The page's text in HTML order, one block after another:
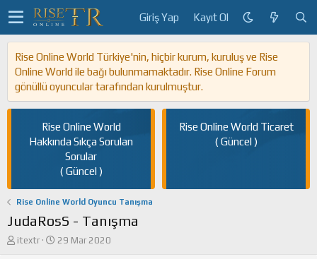
Giriş Yap Kayıt Ol
Rise Online World Türkiye'nin, hiçbir kurum, kuruluş ve Rise
Online World ile bağı bulunmamaktadır. Rise Online Forum
gönüllü oyuncular tarafından kurulmuştur.
Rise Online World
Hakkında Sıkça Sorulan
Sorular
( Güncel )
Rise Online World Ticaret
( Güncel )
Rise Online World Oyuncu Tanışma
JudaRosS - Tanışma
K
itextr
B
29 Mar 2020